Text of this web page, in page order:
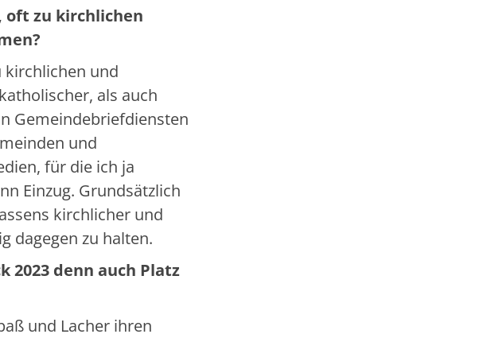
oft zu kirchlichen
kirchlichen und
als auch
Gemeindebriefdiensten
und
für die ich ja
Einzug. Grundsätzlich
kirchlicher und
dagegen zu halten.
2023 denn auch Platz
und Lacher ihren